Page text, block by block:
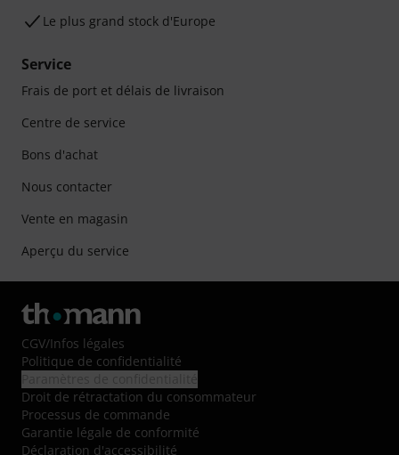
Le plus grand stock d'Europe
Service
Frais de port et délais de livraison
Centre de service
Bons d'achat
Nous contacter
Vente en magasin
Aperçu du service
CGV/Infos légales
Politique de confidentialité
Droit de rétractation du consommateur
Processus de commande
Garantie légale de conformité
Déclaration d'accessibilité